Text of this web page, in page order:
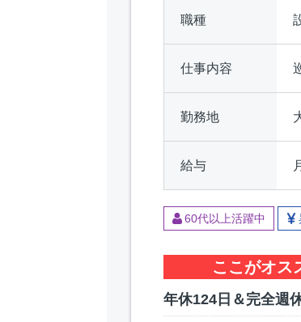
職種
仕事内容
勤務地
給与
60代以上活躍中
ここがオス
年休124日＆完全週